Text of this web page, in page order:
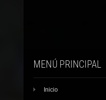
MENÚ PRINCIPAL
Inicio